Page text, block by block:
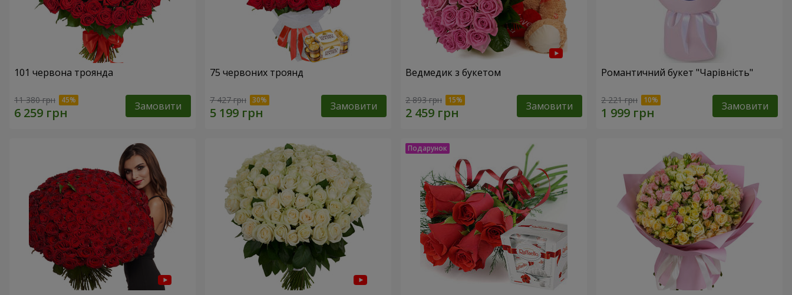
101 червона троянда
11 380 грн Замовити
75 червоних троянд
7 427 грн Замовити
Ведмедик з букетом
2 893 грн Замовити
Романтичний букет "Чарівність"
2 221 грн Замовити